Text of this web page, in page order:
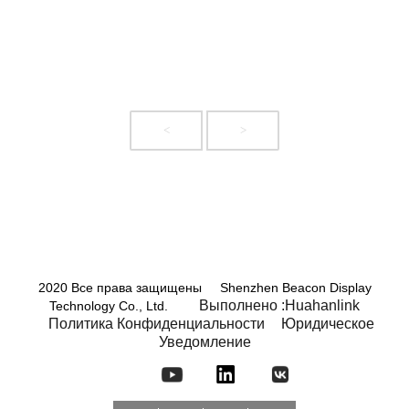
< >
2020 Все права защищены Shenzhen Beacon Display
Technology Co., Ltd.
Выполнено :Huahanlink
Политика Конфиденциальности
Юридическое
Уведомление